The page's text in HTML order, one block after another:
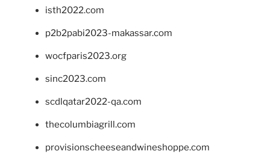
isth2022.com
p2b2pabi2023-makassar.com
wocfparis2023.org
sinc2023.com
scdlqatar2022-qa.com
thecolumbiagrill.com
provisionscheeseandwineshoppe.com